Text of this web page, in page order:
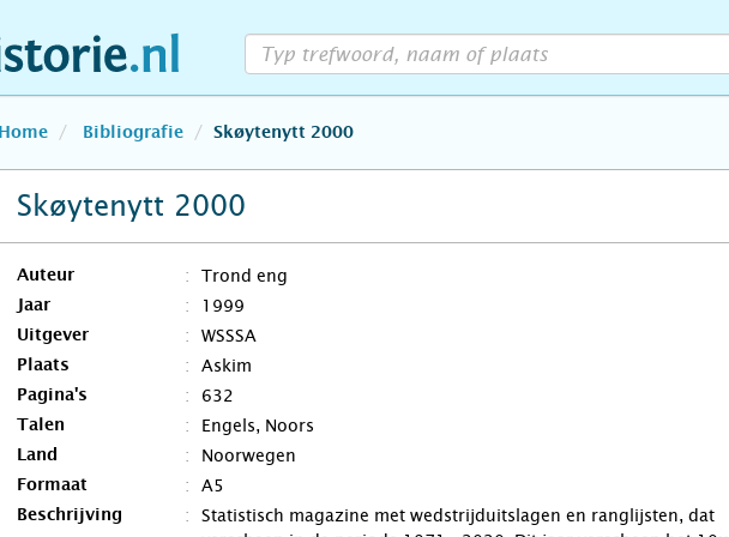
Home Bibliografie Skøytenytt 2000
Skøytenytt 2000
Auteur Trond eng
Jaar 1999
Uitgever WSSSA
Plaats Askim
Pagina's 632
Talen Engels, Noors
Land Noorwegen
Formaat A5
Beschrijving
Statistisch magazine met wedstrijduitslagen en ranglijsten, dat